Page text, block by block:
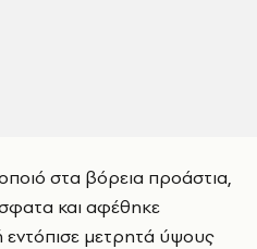
στα βόρεια προάστια,
και αφέθηκε
μετρητά ύψους